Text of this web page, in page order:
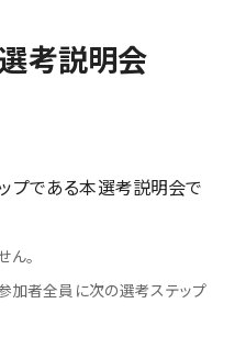
考説明会
プである本選考説明会で
。
加者全員に次の選考ステップ